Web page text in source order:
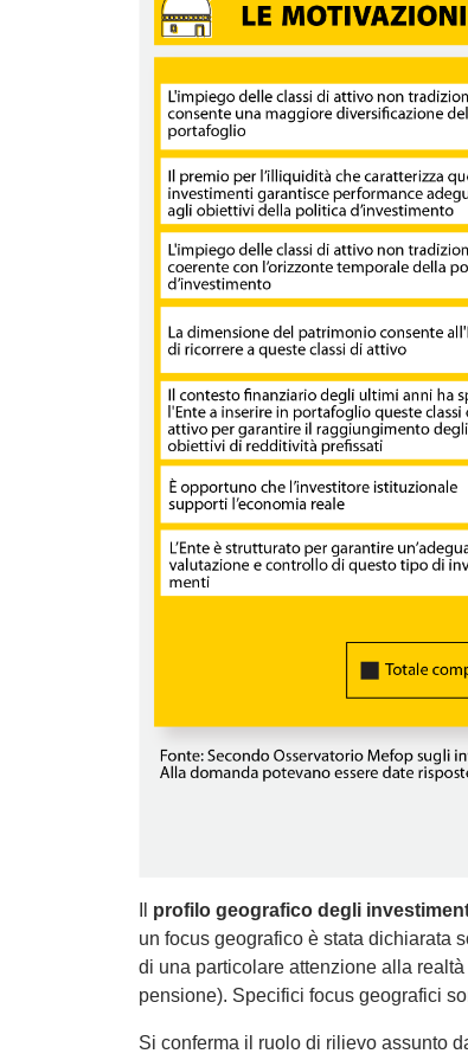
profilo geografico degli
un focus geografico è stata dichiarata
di una particolare attenzione alla
pensione). Specifici focus geografici
Si conferma il ruolo di rilievo assunto